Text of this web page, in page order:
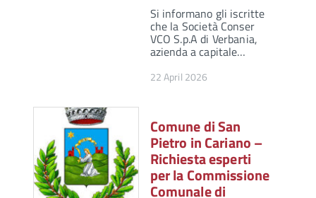
Si informano gli iscritte
che la Società Conser
VCO S.p.A di Verbania,
azienda a capitale…
22 April 2026
Comune di San
Pietro in Cariano –
Richiesta esperti
per la Commissione
Comunale di